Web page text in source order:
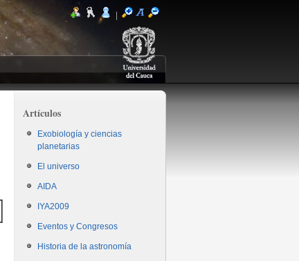
Artículos
Exobiología y ciencias
planetarias
El universo
AIDA
IYA2009
Eventos y Congresos
Historia de la astronomía